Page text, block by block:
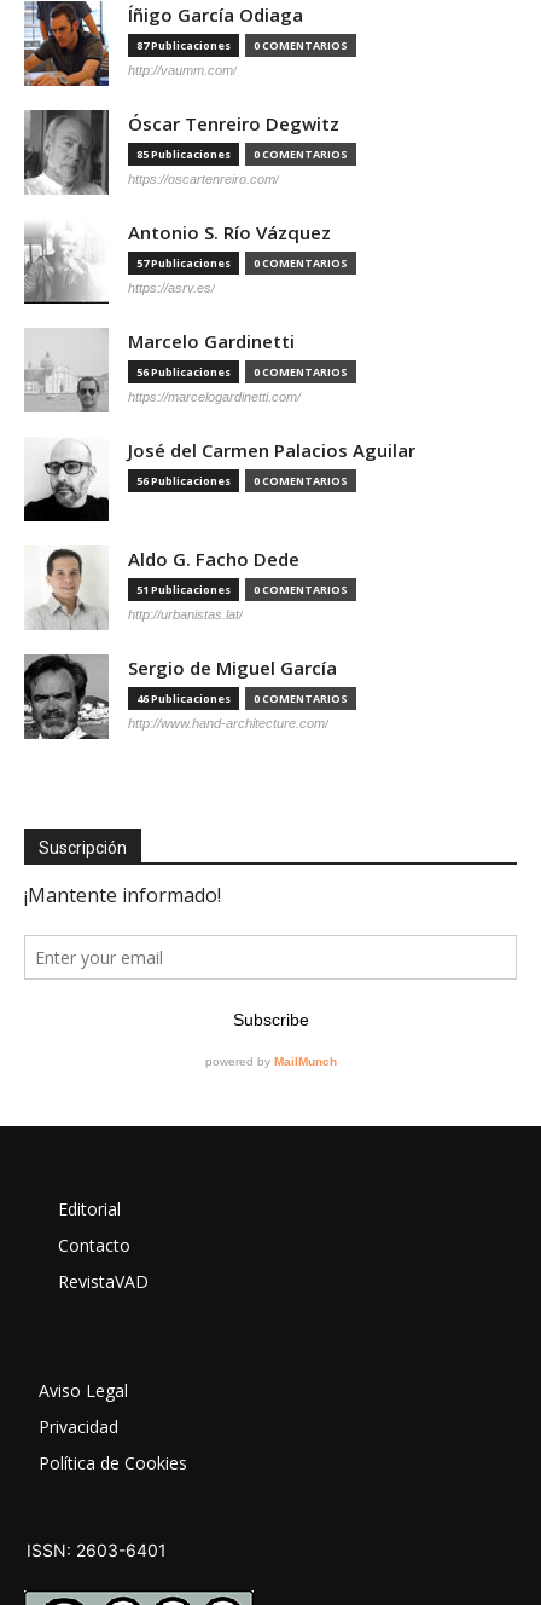
Íñigo García Odiaga
87 Publicaciones 0 COMENTARIOS
http://vaumm.com/
Óscar Tenreiro Degwitz
85 Publicaciones 0 COMENTARIOS
https://oscartenreiro.com/
Antonio S. Río Vázquez
57 Publicaciones 0 COMENTARIOS
https://asrv.es/
Marcelo Gardinetti
56 Publicaciones 0 COMENTARIOS
https://marcelogardinetti.com/
José del Carmen Palacios Aguilar
56 Publicaciones 0 COMENTARIOS
Aldo G. Facho Dede
51 Publicaciones 0 COMENTARIOS
http://urbanistas.lat/
Sergio de Miguel García
46 Publicaciones 0 COMENTARIOS
http://www.hand-architecture.com/
Suscripción
Editorial
Contacto
RevistaVAD
Aviso Legal
Privacidad
Política de Cookies
ISSN: 2603-6401